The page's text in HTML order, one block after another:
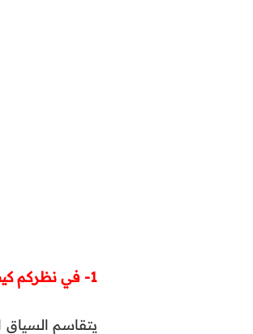
1- في نظركم كيف يتم تصور الشيخوخة في السياق المغربي؟
يتقاسم السياق